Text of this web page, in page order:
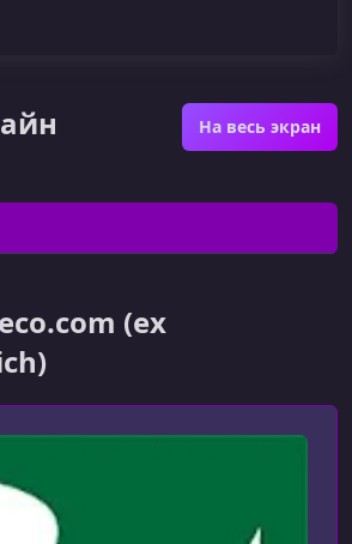
На весь экран
(ex